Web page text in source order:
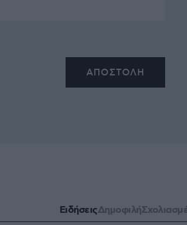
ΕιδήσειςΔημοφιλή